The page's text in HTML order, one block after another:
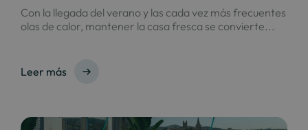
Con la llegada del verano y las cada vez más frecuentes
olas de calor, mantener la casa fresca se convierte...
Leer más